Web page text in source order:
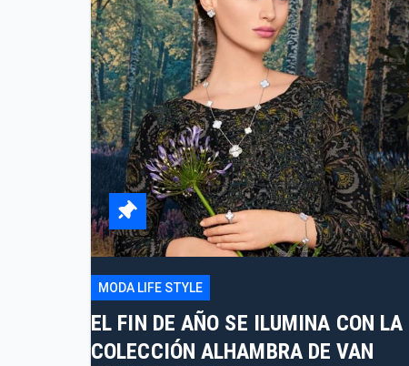
MODA LIFE STYLE
EL FIN DE AÑO SE ILUMINA CON LA
COLECCIÓN ALHAMBRA DE VAN